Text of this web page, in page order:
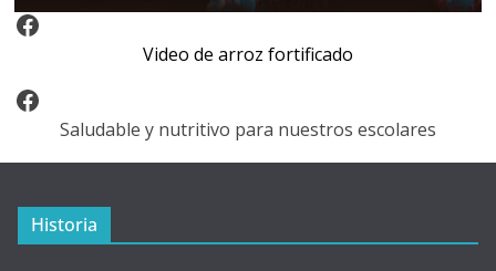
Video Arroz Fortificado
Video de arroz fortificado
Facebook
Saludable y nutritivo para nuestros escolares
Historia